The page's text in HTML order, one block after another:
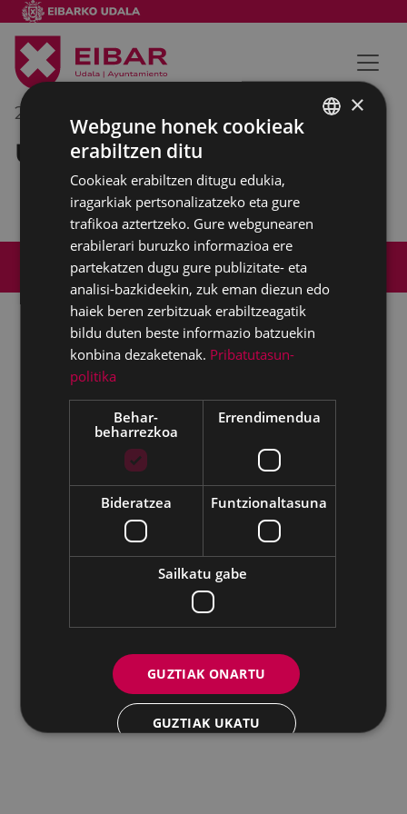
2017/10/03
Udaleko barne bilera
Web mapa Irisgarritasuna
Lege-oharra
Udalaren sare sozial guztiak
Eibarko Udala - Untzaga plaza, 1 | 20600 Eibar
Tfnoa.: 943 70 84 00 / 010 | Faxa: 943 70 84 16 |
IFZ: P2003100A | DIR3 L01200300
×
Webgune honek cookieak
erabiltzen ditu
Cookieak erabiltzen ditugu edukia,
iragarkiak pertsonalizatzeko eta gure
trafikoa aztertzeko. Gure webgunearen
erabilerari buruzko informazioa ere
partekatzen dugu gure publizitate- eta
analisi-bazkideekin, zuk eman diezun edo
haiek beren zerbitzuak erabiltzeagatik
bildu duten beste informazio batzuekin
konbina dezaketenak. Pribatutasun-
politika
Behar-
beharrezkoa
Errendimendua
Bideratzea Funtzionaltasuna
Sailkatu gabe
GUZTIAK ONARTU
GUZTIAK UKATU